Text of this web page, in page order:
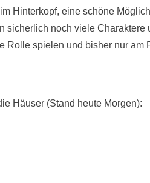
Hinterkopf, eine schöne
sicherlich noch viele Charaktere
Rolle spielen und bisher nur am
Häuser (Stand heute Morgen):